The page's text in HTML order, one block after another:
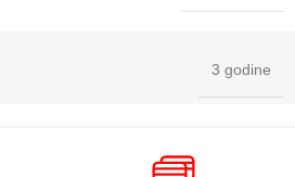
3 godine